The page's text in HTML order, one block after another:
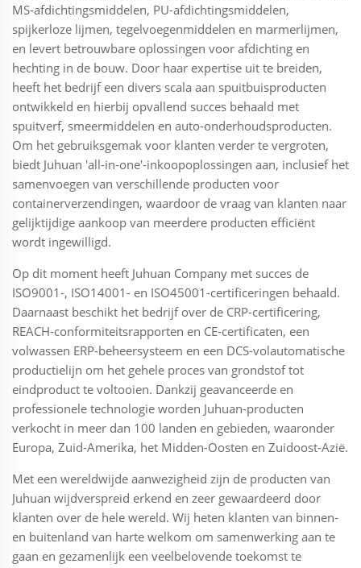
MS-afdichtingsmiddelen, PU-afdichtingsmiddelen,
spijkerloze lijmen, tegelvoegenmiddelen en marmerlijmen,
en levert betrouwbare oplossingen voor afdichting en
hechting in de bouw. Door haar expertise uit te breiden,
heeft het bedrijf een divers scala aan spuitbuisproducten
ontwikkeld en hierbij opvallend succes behaald met
spuitverf, smeermiddelen en auto-onderhoudsproducten.
Om het gebruiksgemak voor klanten verder te vergroten,
biedt Juhuan 'all-in-one'-inkoopoplossingen aan, inclusief het
samenvoegen van verschillende producten voor
containerverzendingen, waardoor de vraag van klanten naar
gelijktijdige aankoop van meerdere producten efficiënt
wordt ingewilligd.
Op dit moment heeft Juhuan Company met succes de
ISO9001-, ISO14001- en ISO45001-certificeringen behaald.
Daarnaast beschikt het bedrijf over de CRP-certificering,
REACH-conformiteitsrapporten en CE-certificaten, een
volwassen ERP-beheersysteem en een DCS-volautomatische
productielijn om het gehele proces van grondstof tot
eindproduct te voltooien. Dankzij geavanceerde en
professionele technologie worden Juhuan-producten
verkocht in meer dan 100 landen en gebieden, waaronder
Europa, Zuid-Amerika, het Midden-Oosten en Zuidoost-Azië.
Met een wereldwijde aanwezigheid zijn de producten van
Juhuan wijdverspreid erkend en zeer gewaardeerd door
klanten over de hele wereld. Wij heten klanten van binnen-
en buitenland van harte welkom om samenwerking aan te
gaan en gezamenlijk een veelbelovende toekomst te